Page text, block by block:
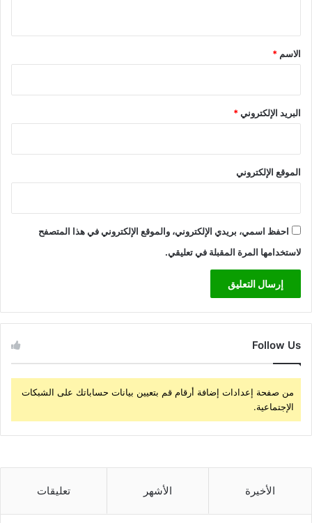
*
الاسم *
البريد الإلكتروني*
الموقع الإلكتروني
احفظ اسمي، بريدي الإلكتروني، والموقع الإلكتروني في هذا المتصفح
لاستخدامها المرة المقبلة في تعليقي.
Follow Us
من صفحة إعدادات إضافة أرقام قم بتعيين بيانات حساباتك على الشبكات
الإجتماعية.
الأخيرة الأشهر تعليقات